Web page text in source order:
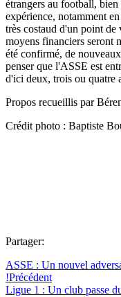
étrangers au football,
expérience, notamment
très costaud d'un point de
moyens financiers seront
été confirmé, de
penser que l'ASSE est
d'ici deux, trois ou quatre
Propos recueillis par
Crédit photo : Baptiste
Partager:
ASSE : Un nouvel
!Précédent
Ligue 1 : Un club passe